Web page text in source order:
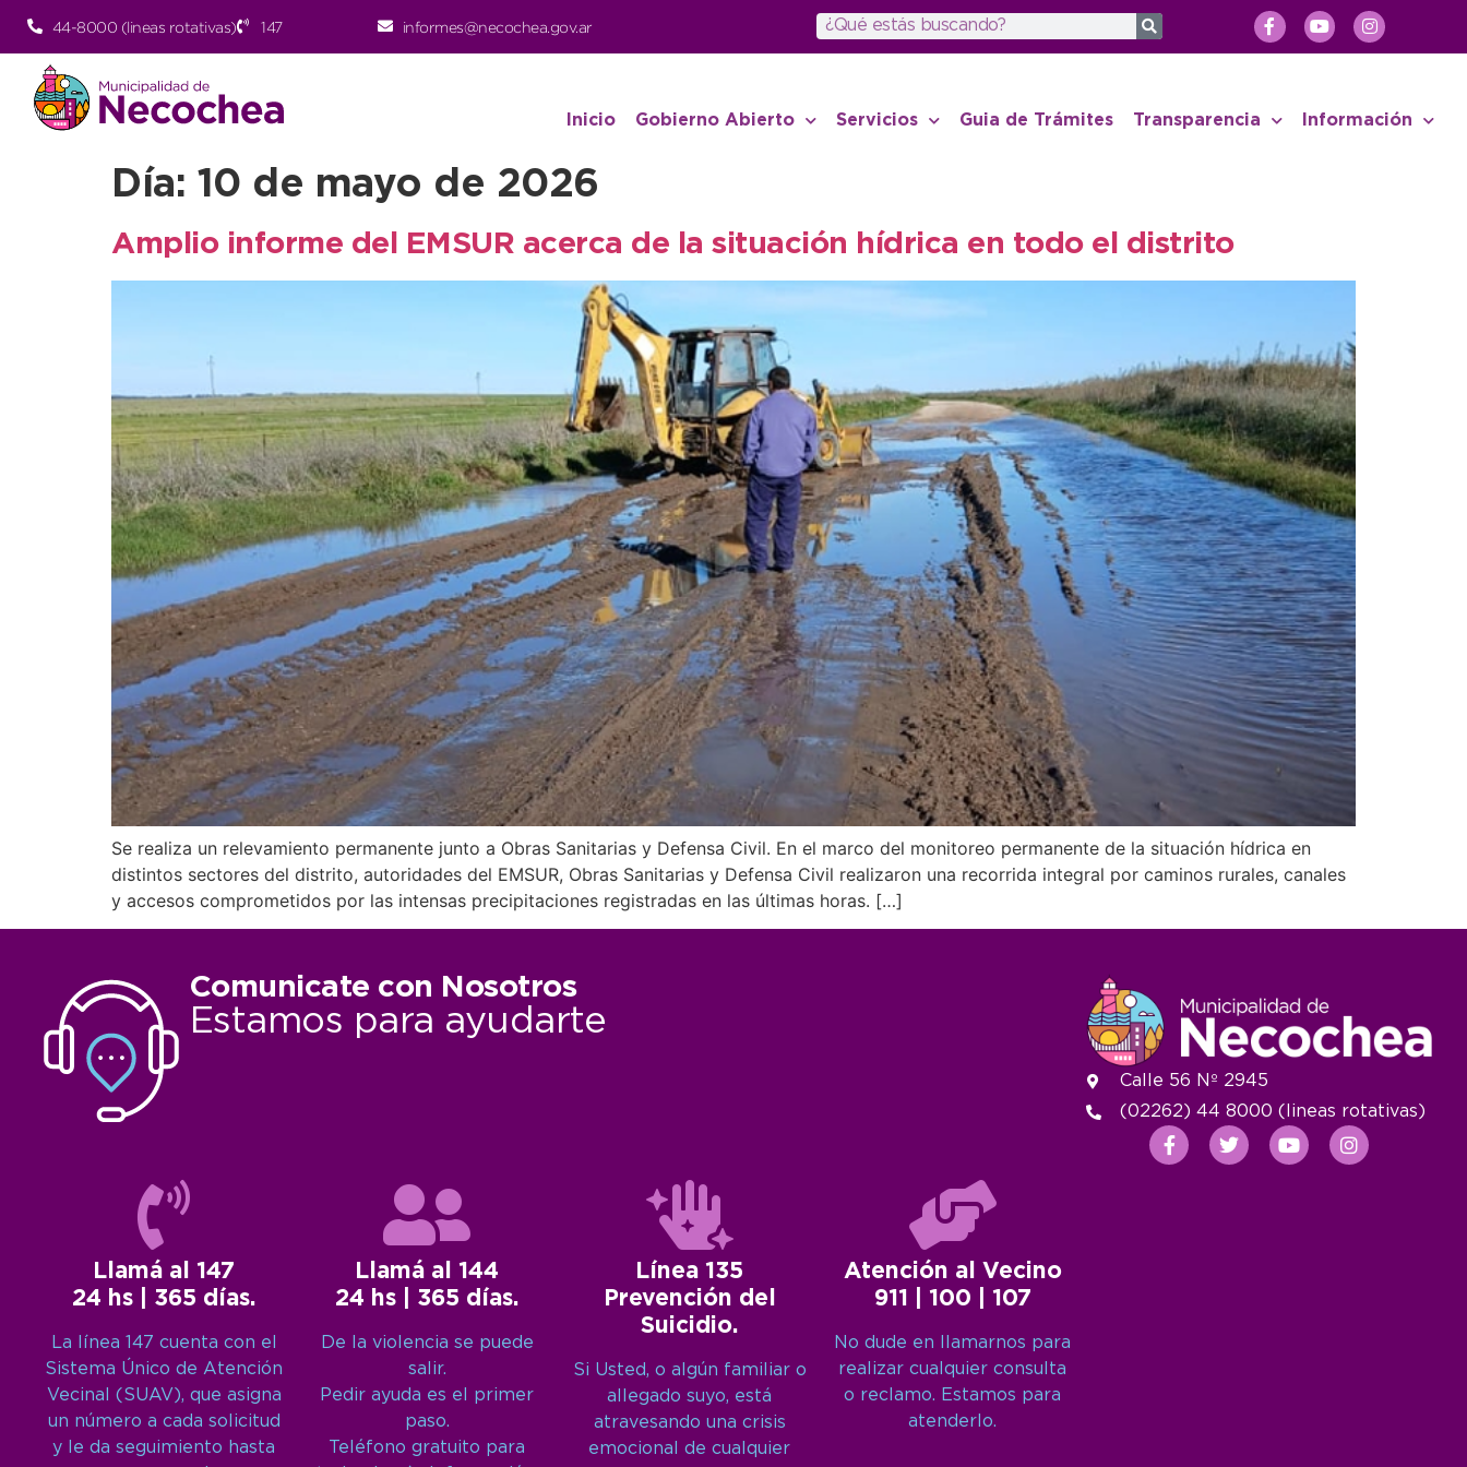
44-8000 (lineas rotativas) 147 informes@necochea.gov.ar
Inicio Gobierno Abierto Servicios Guia de Trámites Transparencia Información
Día: 10 de mayo de 2026
Amplio informe del EMSUR acerca de la situación hídrica en todo el distrito
Se realiza un relevamiento permanente junto a Obras Sanitarias y Defensa Civil. En el marco del monitoreo permanente de la situación hídrica en
distintos sectores del distrito, autoridades del EMSUR, Obras Sanitarias y Defensa Civil realizaron una recorrida integral por caminos rurales, canales
y accesos comprometidos por las intensas precipitaciones registradas en las últimas horas. […]
Comunicate con Nosotros
Estamos para ayudarte
Llamá al 147
24 hs | 365 días.
La línea 147 cuenta con el
Sistema Único de Atención
Vecinal (SUAV), que asigna
un número a cada solicitud
y le da seguimiento hasta
Llamá al 144
24 hs | 365 días.
De la violencia se puede
salir.
Pedir ayuda es el primer
paso.
Teléfono gratuito para
Línea 135
Prevención del
Suicidio.
Si Usted, o algún familiar o
allegado suyo, está
atravesando una crisis
emocional de cualquier
Atención al Vecino
911 | 100 | 107
No dude en llamarnos para
realizar cualquier consulta
o reclamo. Estamos para
atenderlo.
Calle 56 Nº 2945
(02262) 44 8000 (lineas rotativas)